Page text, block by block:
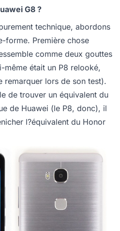
G8 ?
technique, abordons
forme. Première chose
comme deux gouttes
même était un P8 relooké,
remarquer lors de son test).
de trouver un équivalent du
de Huawei (le P8, donc), il
l?équivalent du Honor